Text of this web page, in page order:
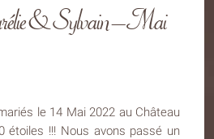
& Sylvain – Mai
le 14 Mai 2022 au Château
étoiles !!! Nous avons passé un